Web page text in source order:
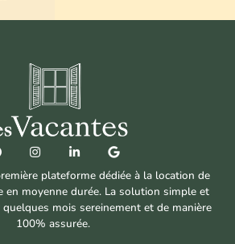
plateforme dédiée à la location de
en moyenne durée. La solution simple et
mois sereinement et de manière
100% assurée.